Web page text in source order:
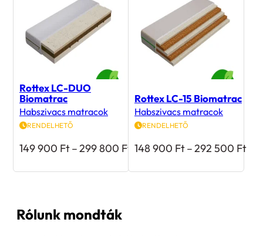
300 Ft
Rottex LC-DUO
Biomatrac
Habszivacs matracok
RENDELHETŐ
149 900 Ft–299 800 Ft Ártartomány:
900 Ft
Rottex LC-15 Biomatrac
Habszivacs matracok
RENDELHETŐ
148 900 Ft–292 500 Ft
Rólunk mondták